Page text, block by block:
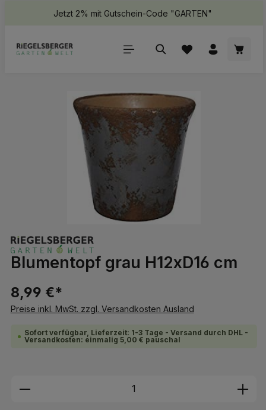
springenJetzt 2% mit Gutschein-Code "GARTEN"
Bildergalerie überspringen
Blumentopf grau H12xD16 cm
8,99 €*
Preise inkl. MwSt. zzgl. Versandkosten Ausland
Sofort verfügbar, Lieferzeit: 1-3 Tage - Versand durch DHL -
Versandkosten: einmalig 5,00 € pauschal
Produkt Anzahl: Gib den